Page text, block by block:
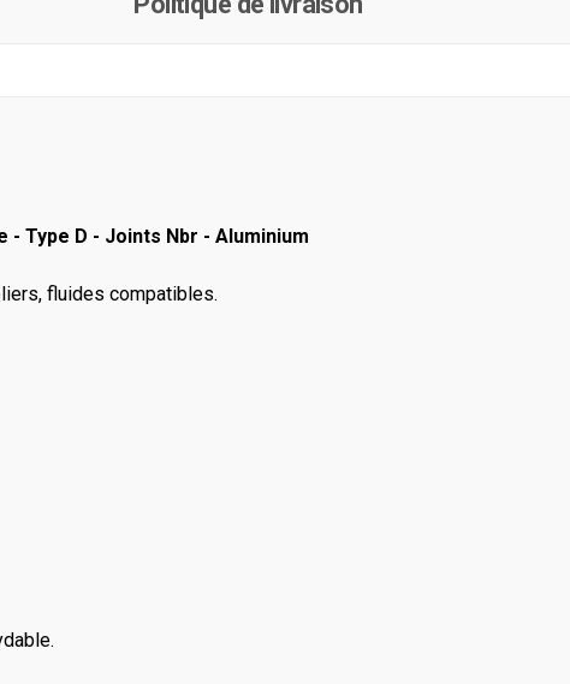
- Type D - Joints Nbr - Aluminium
fluides compatibles.